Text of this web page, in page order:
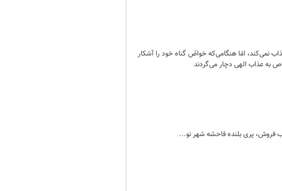
نمی‌کند، امّا هنگامی‌که خواصّ گناه خود را آشکار
به عذاب الهی دچار می‌گردند
فروش، پری بلنده فاحشه شهر نو...